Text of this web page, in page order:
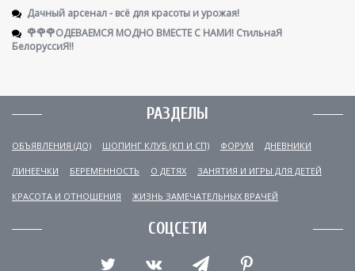
Дачный арсенал - всё для красоты и урожая!
🌹🌹🌹ОДЕВАЕМСЯ МОДНО ВМЕСТЕ С НАМИ! СтильнаЯ
БелоруссиЯ‼
РАЗДЕЛЫ
ОБЪЯВЛЕНИЯ (ДО) ШОПИНГ КЛУБ (КП И СП) ФОРУМ ДНЕВНИКИ
ЛИНЕЕЧКИ БЕРЕМЕННОСТЬ О ДЕТЯХ ЗАНЯТИЯ И ИГРЫ ДЛЯ ДЕТЕЙ
КРАСОТА И ОТНОШЕНИЯ ЖИЗНЬ ЗАМЕЧАТЕЛЬНЫХ ВРАЧЕЙ
СОЦСЕТИ